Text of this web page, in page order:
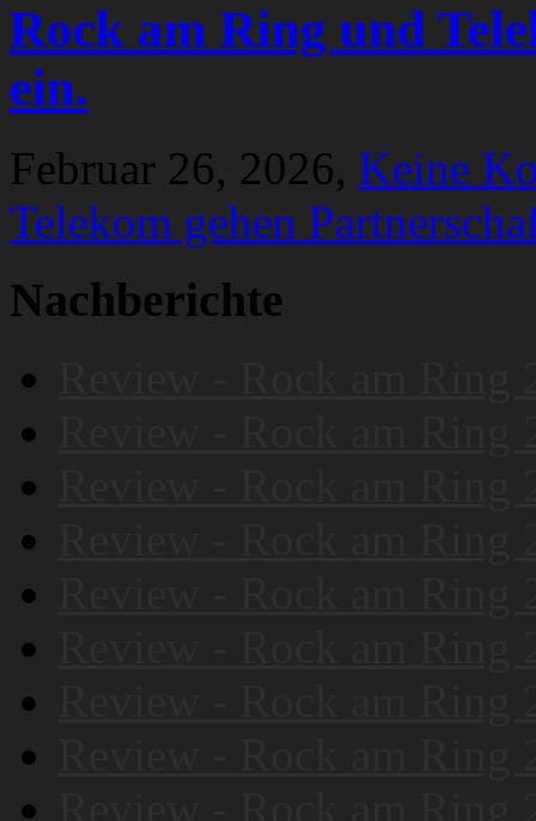
Rock am Ring und
ein.
Februar 26, 2026, Keine
Telekom gehen
Nachberichte